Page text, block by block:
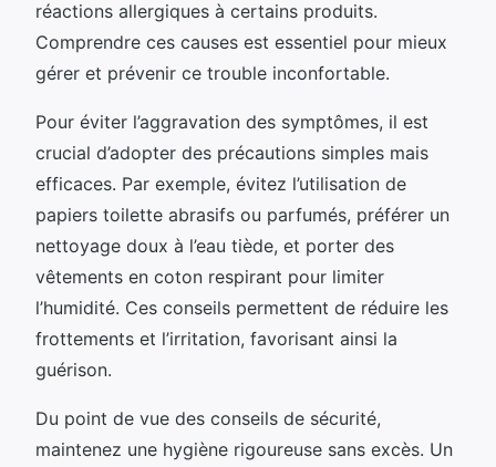
réactions allergiques à certains produits.
Comprendre ces causes est essentiel pour mieux
gérer et prévenir ce trouble inconfortable.
Pour éviter l’aggravation des symptômes, il est
crucial d’adopter des précautions simples mais
efficaces. Par exemple, évitez l’utilisation de
papiers toilette abrasifs ou parfumés, préférer un
nettoyage doux à l’eau tiède, et porter des
vêtements en coton respirant pour limiter
l’humidité. Ces conseils permettent de réduire les
frottements et l’irritation, favorisant ainsi la
guérison.
Du point de vue des conseils de sécurité,
maintenez une hygiène rigoureuse sans excès. Un